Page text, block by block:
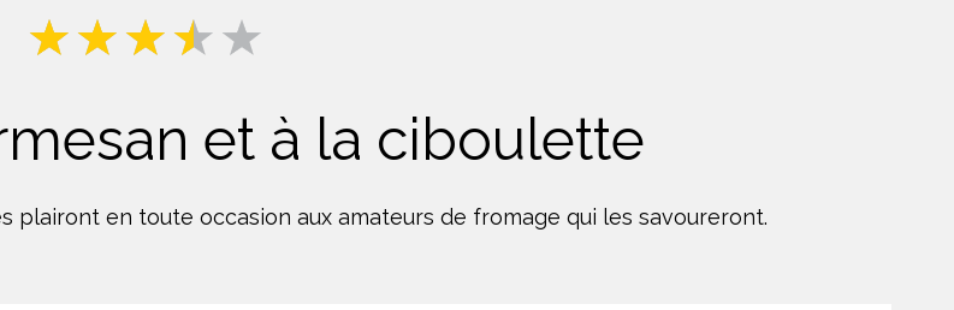
et à la ciboulette
plairont en toute occasion aux amateurs de fromage qui les savoureront.